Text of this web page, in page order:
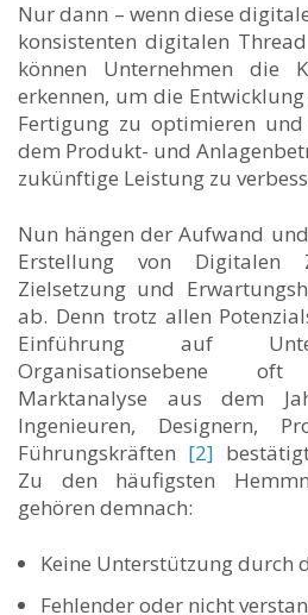
Nur dann – wenn diese
konsistenten digitalen
können Unternehmen die
erkennen, um die
Fertigung zu optimieren
dem Produkt- und
zukünftige Leistung zu
Nun hängen der Aufwand
Erstellung von Digitalen
Zielsetzung und
ab. Denn trotz allen
Einführung auf
Organisationsebene
Marktanalyse aus dem
Ingenieuren, Designern,
Führungskräften [2]
Zu den häufigsten
gehören demnach:
Keine Unterstützung durch
Fehlender oder nicht